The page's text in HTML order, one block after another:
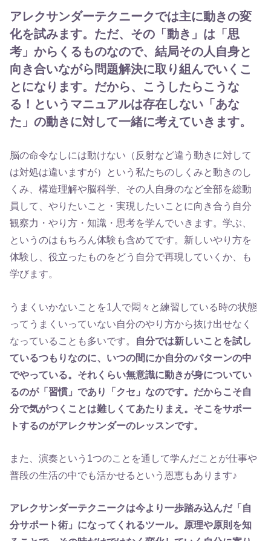
アレクサンダーテクニークでは主に動きの変
化を試みます。ただ、その「動き」は「思
考」からくるものなので、結局その人自身と
向き合いながら問題解決に取り組んでいくこ
とになります。だから、こうしたらこうな
る！というマニュアルは存在しない「あな
た」の動きに対して一緒に考えていきます。
脳の命令なしには動けない（反射など違う動きに対して
は対処は違いますが）という私たちのしくみと動きのし
くみ、構造理解や脳科学、その人自身のなど全部を総動
員して、やりたいこと・実現したいことに向き合う自分
観察力・やり方・知識・思考を学んでいきます。学ぶ、
というのはもちろん体験も含めてです。新しいやり方を
体験し、役立ったものをどう自分で再現していくか、も
学びます。
うまくいかないことを1人で悶々と練習している時の状態
ってうまくいっていない自分のやり方から抜け出せなく
なっていることも多いです。 自分では新しいことを試し
ているつもりなのに、いつの間にか自分のパターンの中
でやっている。それくらい無意識に動きが身についてい
るのが「習慣」であり「クセ」なのです。だからこそ自
分で気がつくことは難しくてあたりまえ。そこをサポー
トするのがアレクサンダーのレッスンです。
また、演奏という1つのことを通して学んだことが仕事や
普段の生活の中でも活かせるという恩恵もあります♪
アレクサンダーテクニークは今より一歩踏み込んだ「自
分サポート術」になってくれるツール。原理や原則を知